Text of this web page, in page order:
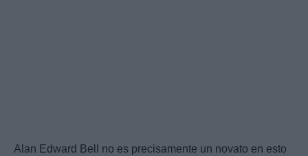
Alan Edward Bell no es precisamente un novato en esto